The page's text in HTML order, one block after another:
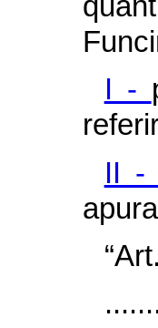
I -
II -